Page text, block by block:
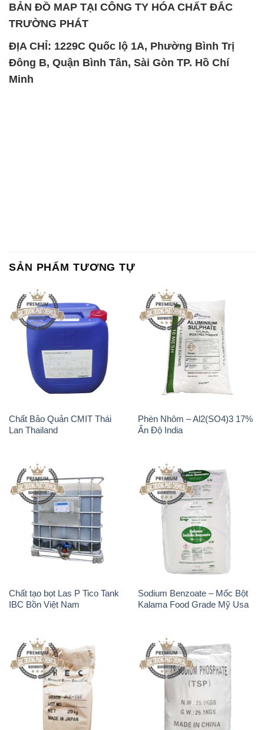
BẢN ĐỒ MAP TẠI CÔNG TY HÓA CHẤT ĐẮC
TRƯỜNG PHÁT
ĐỊA CHỈ: 1229C Quốc lộ 1A, Phường Bình Trị
Đông B, Quận Bình Tân, Sài Gòn TP. Hồ Chí
Minh
SẢN PHẨM TƯƠNG TỰ
Chất Bảo Quản CMIT Thái
Lan Thailand
Phèn Nhôm – Al2(SO4)3 17%
Ấn Độ India
Chất tạo bọt Las P Tico Tank
IBC Bồn Việt Nam
Sodium Benzoate – Mốc Bột
Kalama Food Grade Mỹ Usa